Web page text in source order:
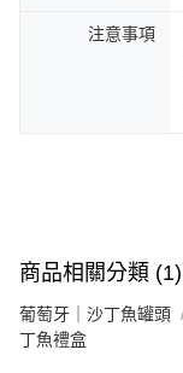
注意事項
商品相關分類 (1)
葡萄牙｜沙丁魚罐頭
丁魚禮盒